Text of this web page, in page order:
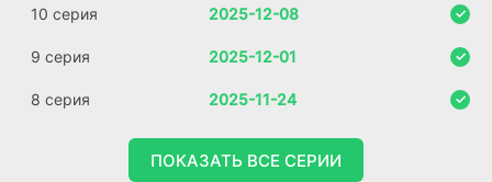
10 серия 2025-12-08
9 серия 2025-12-01
8 серия 2025-11-24
ПОКАЗАТЬ ВСЕ СЕРИИ